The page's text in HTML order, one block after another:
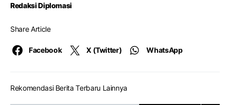
Redaksi Diplomasi
Share Article
Facebook X (Twitter) WhatsApp
Rekomendasi Berita Terbaru Lainnya